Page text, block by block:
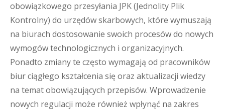
obowiązkowego przesyłania JPK (Jednolity Plik
Kontrolny) do urzędów skarbowych, które wymuszają
na biurach dostosowanie swoich procesów do nowych
wymogów technologicznych i organizacyjnych.
Ponadto zmiany te często wymagają od pracowników
biur ciągłego kształcenia się oraz aktualizacji wiedzy
na temat obowiązujących przepisów. Wprowadzenie
nowych regulacji może również wpłynąć na zakres